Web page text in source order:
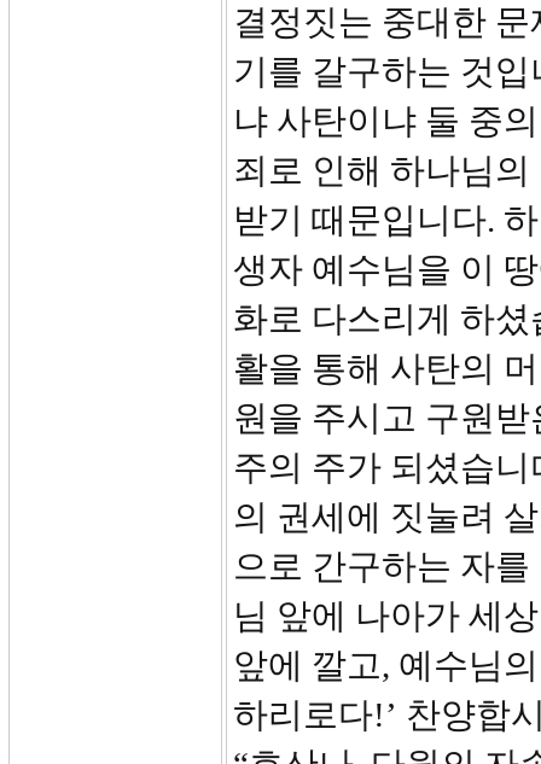
결정짓는 중대한
기를 갈구하는 것
냐 사탄이냐 둘 중
죄로 인해 하나님
받기 때문입니다.
생자 예수님을 이
화로 다스리게 하
활을 통해 사탄의
원을 주시고 구원
주의 주가 되셨습
의 권세에 짓눌려
으로 간구하는 자
님 앞에 나아가 세
앞에 깔고, 예수님
하리로다!’ 찬양합